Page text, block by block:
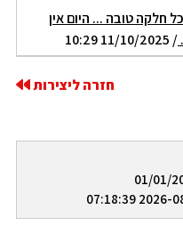
חלקה טובה ... היום אין
/ 11/10/2025 10:29
חזרה ליצירות